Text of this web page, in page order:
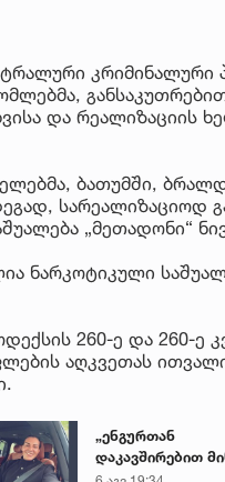
და რეალიზაციის
ბათუმში,
სარეალიზაციოდ
„მეთადონი“
ნარკოტიკული
260-ე და 260-ე
აღკვეთას
„ენგურთან
დაკავშირებით
ვთქვა...“ - გოგა